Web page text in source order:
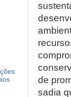
de
sadia